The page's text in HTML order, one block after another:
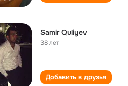
Samir Quliyev
38 лет
Добавить в друзья